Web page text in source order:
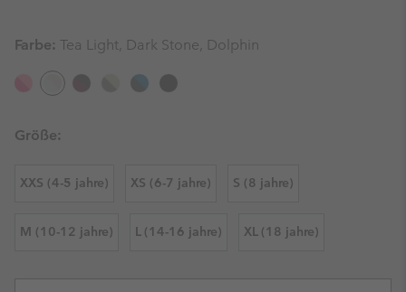
Farbe: Tea Light, Dark Stone, Dolphin
Größe:
XXS (4-5 jahre) XS (6-7 jahre) S (8 jahre)
M (10-12 jahre) L (14-16 jahre) XL (18 jahre)